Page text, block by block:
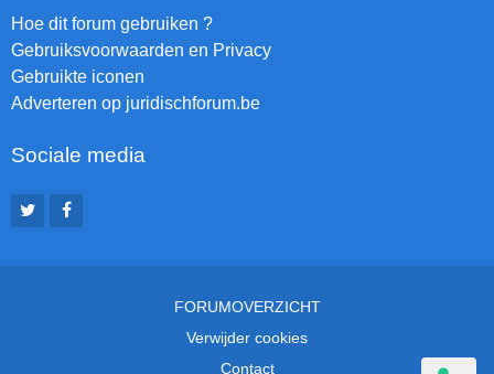
Hoe dit forum gebruiken ?
Gebruiksvoorwaarden en Privacy
Gebruikte iconen
Adverteren op juridischforum.be
Sociale media
FORUMOVERZICHT
Verwijder cookies
Contact